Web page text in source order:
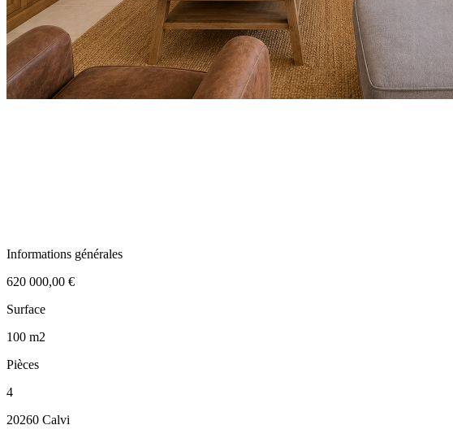
Informations générales
620 000,00 €
Surface
100 m2
Pièces
4
20260 Calvi